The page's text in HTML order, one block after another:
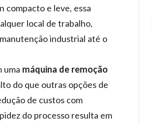
compacto e leve, essa
local de trabalho,
industrial até o
uma máquina de remoção
do que outras opções de
de custos com
do processo resulta em